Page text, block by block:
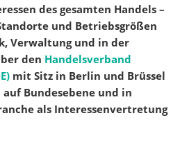
des gesamten Handels –
und Betriebsgrößen
Verwaltung und in der
den Handelsverband
mit Sitz in Berlin und Brüssel
auf Bundesebene und in
als Interessenvertretung